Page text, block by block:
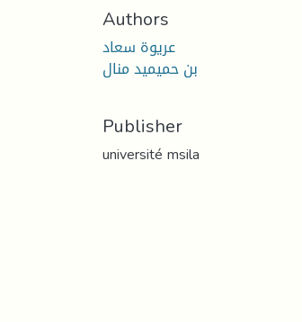
Authors
عريوة سعاد
بن حميميد منال
Publisher
université msila